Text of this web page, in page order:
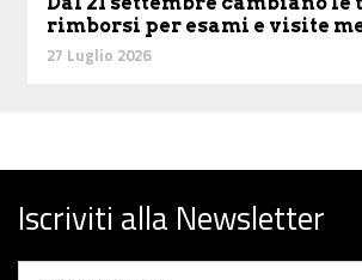
rimborsi per esami e visite
27 Luglio 2026
Iscriviti alla Newsletter